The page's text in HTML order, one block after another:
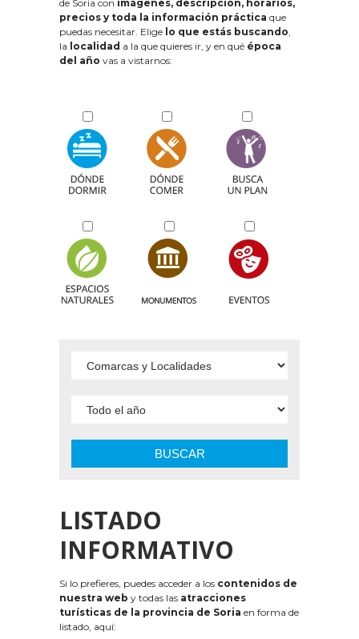
de Soria con imágenes, descripción, horarios,
precios y toda la información práctica que
puedas necesitar. Elige lo que estás buscando,
la localidad a la que quieres ir, y en qué época
del año vas a vistarnos:
BUSCAR
LISTADO
INFORMATIVO
Si lo prefieres, puedes acceder a los contenidos de
nuestra web y todas las atracciones
turísticas de la provincia de Soria en forma de
listado, aquí: